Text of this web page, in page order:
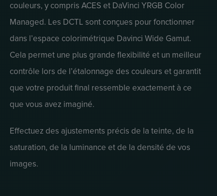
couleurs, y compris ACES et DaVinci YRGB Color
Managed. Les DCTL sont conçues pour fonctionner
dans l’espace colorimétrique Davinci Wide Gamut.
Cela permet une plus grande flexibilité et un meilleur
contrôle lors de l’étalonnage des couleurs et garantit
que votre produit final ressemble exactement à ce
que vous avez imaginé.
Effectuez des ajustements précis de la teinte, de la
saturation, de la luminance et de la densité de vos
images.